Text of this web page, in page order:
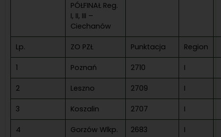
PÓŁFINAŁ Reg.
I, II, III –
Ciechanów
Lp. ZO PZŁ Punktacja Region
1 Poznań 2710 I
2 Leszno 2709 I
3 Koszalin 2707 I
4 Gorzów Wlkp. 2683 I